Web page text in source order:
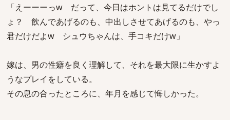
「えーーーっw だって、今日はホントは見てるだけでし
ょ？ 飲んであげるのも、中出しさせてあげるのも、やっ
君だけだよw シュウちゃんは、手コキだけw」
嫁は、男の性癖を良く理解して、それを最大限に生かすよ
うなプレイをしている。
その息の合ったところに、年月を感じて悔しかった。